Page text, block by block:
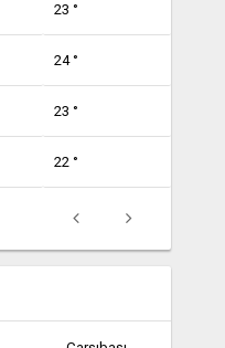
23 °
24 °
23 °
22 °